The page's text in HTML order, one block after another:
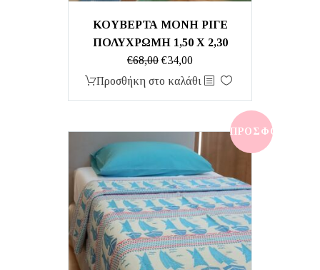
ΚΟΥΒΕΡΤΑ ΜΟΝΗ ΡΙΓΕ
ΠΟΛΥΧΡΩΜΗ 1,50 Χ 2,30
€68,00 Original
price
€34,00Η
τρέχουσα
€34,00.
Προσθήκη στο καλάθι
ΠΡΟΣΦΟΡΆ!